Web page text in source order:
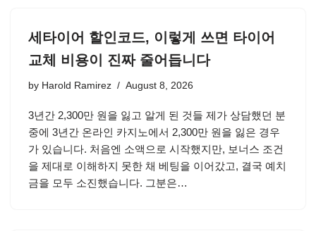
세타이어 할인코드, 이렇게 쓰면 타이어
교체 비용이 진짜 줄어듭니다
by Harold Ramirez August 8, 2026
3년간 2,300만 원을 잃고 알게 된 것들 제가 상담했던 분
중에 3년간 온라인 카지노에서 2,300만 원을 잃은 경우
가 있습니다. 처음엔 소액으로 시작했지만, 보너스 조건
을 제대로 이해하지 못한 채 베팅을 이어갔고, 결국 예치
금을 모두 소진했습니다. 그분은…